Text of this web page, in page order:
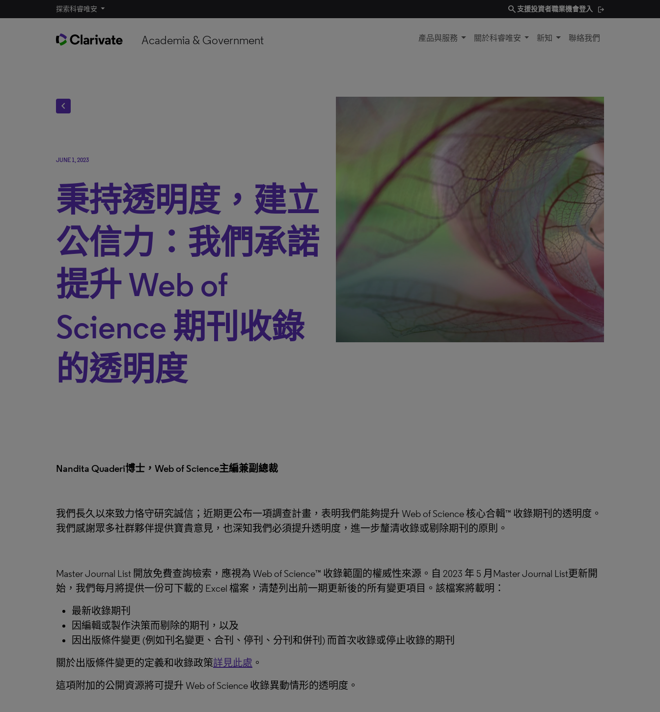
探索科睿唯安 search 支援投資者職業機會登入
Academia & Government 產品與服務 關於科睿唯安 新知 聯絡我們
chevron_left
JUNE 1, 2023
秉持透明度，建立
公信力：我們承諾
提升 Web of
Science 期刊收錄
的透明度
Nandita Quaderi博士，Web of Science主編兼副總裁
我們長久以來致力恪守研究誠信；近期更公布一項調查計畫，表明我們能夠提升 Web of Science 核心合輯™ 收錄期刊的透明度。
我們感謝眾多社群夥伴提供寶貴意見，也深知我們必須提升透明度，進一步釐清收錄或剔除期刊的原則。
Master Journal List 開放免費查詢檢索，應視為 Web of Science™ 收錄範圍的權威性來源。自 2023 年 5 月Master Journal List更新開
始，我們每月將提供一份可下載的 Excel 檔案，清楚列出前一期更新後的所有變更項目。該檔案將載明：
最新收錄期刊
因編輯或製作決策而剔除的期刊，以及
因出版條件變更 (例如刊名變更、合刊、停刊、分刊和併刊) 而首次收錄或停止收錄的期刊
關於出版條件變更的定義和收錄政策詳見此處 。
這項附加的公開資源將可提升 Web of Science 收錄異動情形的透明度。